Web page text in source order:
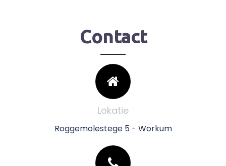
Contact
Lokatie
Roggemolestege 5 - Workum